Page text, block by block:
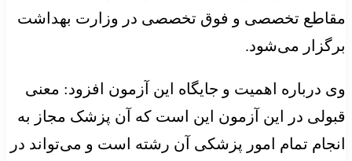
مقاطع تخصصی و فوق تخصصی در وزارت بهداشت
برگزار می‌شود.
وی درباره اهمیت و جایگاه این آزمون افزود: معنی
قبولی در این آزمون این است که آن پزشک مجاز به
انجام تمام امور پزشکی آن رشته است و می‌تواند در